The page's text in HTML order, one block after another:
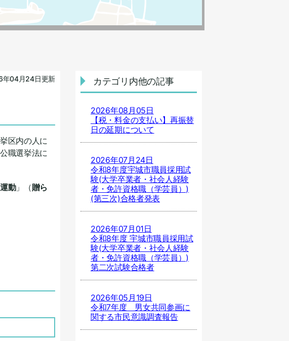
年04月24日更新
区内の人に
職選挙法に
動」（贈ら
カテゴリ内他の記事
2026年08月05日
【税・料金の支払い】再振替
日の延期について
2026年07月24日
令和8年度宇城市職員採用試
験(大学卒業者・社会人経験
者・免許資格職（学芸員）)
(第三次)合格者発表
2026年07月01日
令和8年度 宇城市職員採用試
験(大学卒業者・社会人経験
者・免許資格職（学芸員）)
第二次試験合格者
2026年05月19日
令和7年度 男女共同参画に
関する市民意識調査報告